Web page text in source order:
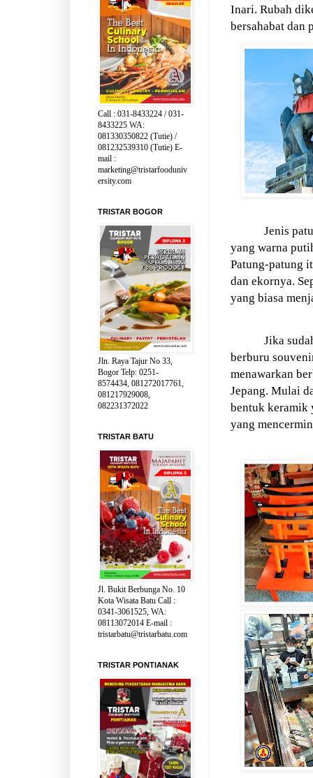
Inari. Rubah
bersahabat dan
Jenis
yang warna
Patung-patung
dan ekornya.
yang biasa
Jika
berburu
menawarkan
Jepang. Mulai
bentuk keramik
yang
Call : 031-8433224 / 031-
8433225 WA:
081330350822 (Tutie) /
081232539310 (Tutie) E-
mail :
marketing@tristarfooduniv
ersity.com
TRISTAR BOGOR
Jln. Raya Tajur No 33,
Bogor Telp: 0251-
8574434, 081272017761,
081217929008,
082231372022
TRISTAR BATU
Jl. Bukit Berbunga No. 10
Kota Wisata Batu Call :
0341-3061525, WA:
08113072014 E-mail :
tristarbatu@tristarbatu.com
TRISTAR PONTIANAK